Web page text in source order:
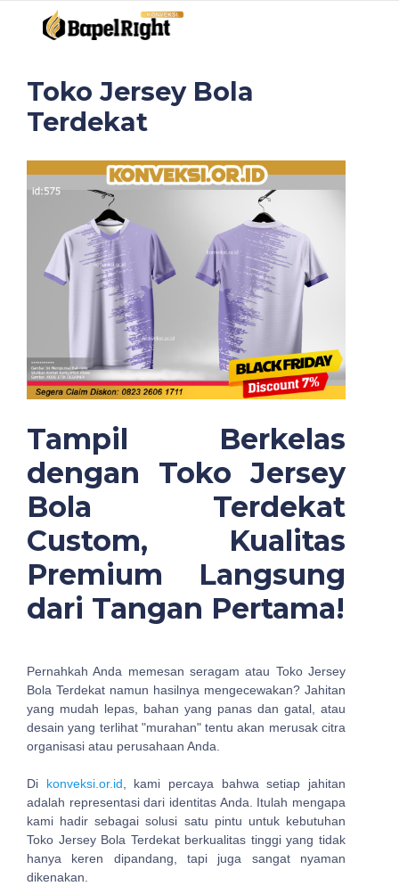
Toko Jersey Bola
Terdekat
Tampil Berkelas
dengan Toko Jersey
Bola Terdekat
Custom, Kualitas
Premium Langsung
dari Tangan Pertama!
Pernahkah Anda memesan seragam atau Toko Jersey
Bola Terdekat namun hasilnya mengecewakan? Jahitan
yang mudah lepas, bahan yang panas dan gatal, atau
desain yang terlihat "murahan" tentu akan merusak citra
organisasi atau perusahaan Anda.
Di konveksi.or.id, kami percaya bahwa setiap jahitan
adalah representasi dari identitas Anda. Itulah mengapa
kami hadir sebagai solusi satu pintu untuk kebutuhan
Toko Jersey Bola Terdekat berkualitas tinggi yang tidak
hanya keren dipandang, tapi juga sangat nyaman
dikenakan.